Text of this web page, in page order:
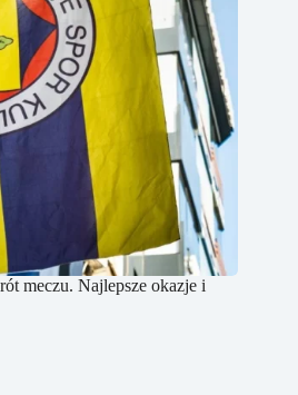
meczu. Najlepsze okazje i